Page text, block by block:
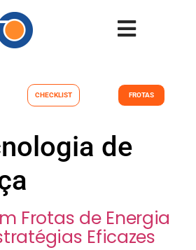
CHECKLIST FROTAS
de
Frotas de Energia
Eficazes